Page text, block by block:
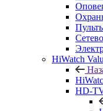
HiWatch
HD-